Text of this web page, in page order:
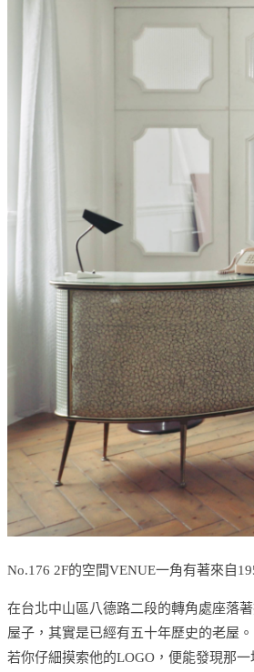
No.176 2F的空間VENUE一角有著來自
在台北中山區八德路二段的轉角處座落
屋子，其實是已經有五十年歷史的老屋。
若你仔細摸索他的LOGO，便能發現那